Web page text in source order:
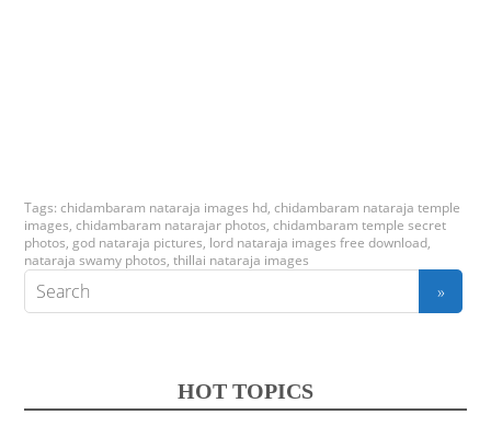
Tags:chidambaram nataraja images hd,chidambaram nataraja temple
images,chidambaram natarajar photos,chidambaram temple secret
photos, god nataraja pictures, lord nataraja images free download,
nataraja swamy photos,thillai nataraja images
HOT TOPICS